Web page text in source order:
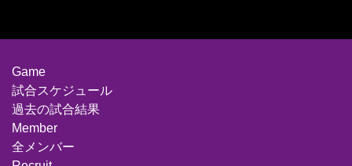
Game
試合スケジュール
過去の試合結果
Member
全メンバー